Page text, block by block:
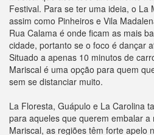
Festival. Para se ter uma ideia, o La
assim como Pinheiros e Vila
Rua Calama é onde ficam as mais
cidade, portanto se o foco é dançar
Situado a apenas 10 minutos de
Mariscal é uma opção para quem
sem se distanciar muito.
La Floresta, Guápulo e La Carolina
para aqueles que querem embalar a
Mariscal, as regiões têm forte apelo